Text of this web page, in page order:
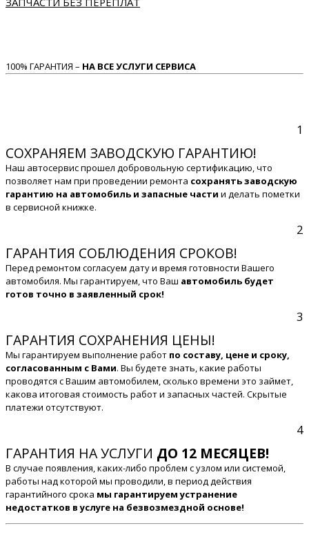
100% ГАРАНТИЯ – НА ВСЕ УСЛУГИ СЕРВИСА
1
СОХРАНЯЕМ ЗАВОДСКУЮ ГАРАНТИЮ!
Наш автосервис прошел добровольную сертификацию, что
позволяет нам при проведении ремонта сохранять заводскую
гарантию на автомобиль и запасные части и делать пометки
в сервисной книжке.
2
ГАРАНТИЯ СОБЛЮДЕНИЯ СРОКОВ!
Перед ремонтом согласуем дату и время готовности Вашего
автомобиля. Мы гарантируем, что Ваш автомобиль будет
готов точно в заявленный срок!
3
ГАРАНТИЯ СОХРАНЕНИЯ ЦЕНЫ!
Мы гарантируем выполнение работ по составу, цене и сроку,
согласованным с Вами. Вы будете знать, какие работы
проводятся с Вашим автомобилем, сколько времени это займет,
какова итоговая стоимость работ и запасных частей. Скрытые
платежи отсутствуют.
4
ГАРАНТИЯ НА УСЛУГИ ДО 12 МЕСЯЦЕВ!
В случае появления, каких-либо проблем с узлом или системой,
работы над которой мы проводили, в период действия
гарантийного срока мы гарантируем устранение
недостатков в услуге на безвозмездной основе!